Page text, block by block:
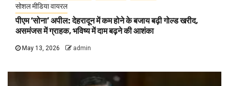
सोशल मीडिया वायरल
पीएम ‘सोना’ अपील: देहरादून में कम होने के बजाय बढ़ी गोल्ड खरीद,
असमंजस में ग्राहक, भविष्य में दाम बढ़ने की आशंका
May 13, 2026 admin